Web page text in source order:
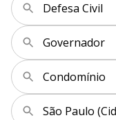
Defesa Civil
Governador
Condomínio
São Paulo